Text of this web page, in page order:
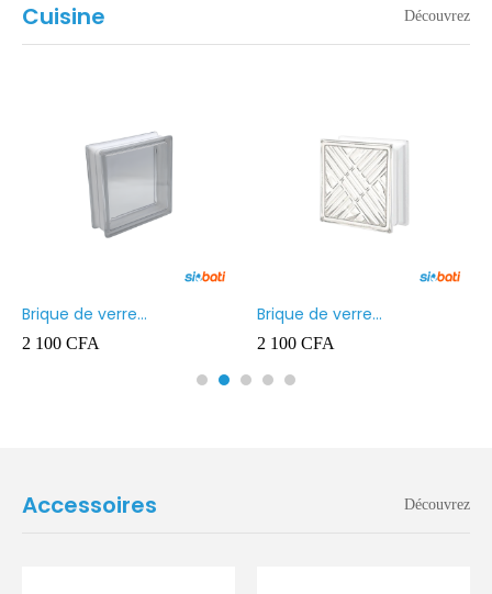
Cuisine Découvrez
Brique de verre
190X190X80MM Transparent
2 100 CFA
Brique de verre
190X190X80MM CROSS
2 100 CFA
Accessoires Découvrez